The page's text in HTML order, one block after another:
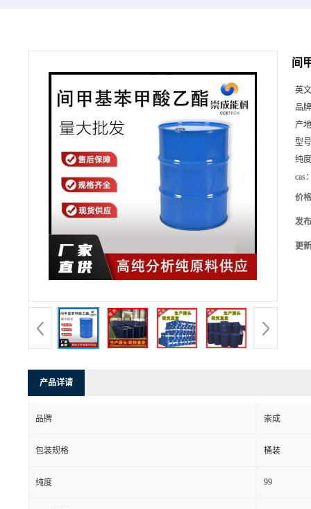
间
英
品
产
型
纯
cas
价
发
更
产品详请
品牌 崇成
包装规格 桶装
纯度 99